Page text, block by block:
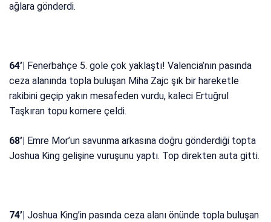
ağlara gönderdi.
64’| Fenerbahçe 5. gole çok yaklaştı! Valencia’nın pasında
ceza alanında topla buluşan Miha Zajc şık bir hareketle
rakibini geçip yakın mesafeden vurdu, kaleci Ertuğrul
Taşkıran topu kornere çeldi.
68’| Emre Mor’un savunma arkasına doğru gönderdiği topta
Joshua King gelişine vuruşunu yaptı. Top direkten auta gitti.
74’| Joshua King’in pasında ceza alanı önünde topla buluşan